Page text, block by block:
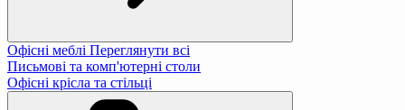
Офісні меблі Переглянути всі
Письмові та комп'ютерні столи
Офісні крісла та стільці